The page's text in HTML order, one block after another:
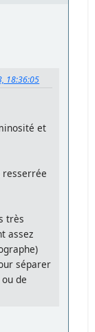
18:36:05
et
resserrée
très
assez
séparer
de